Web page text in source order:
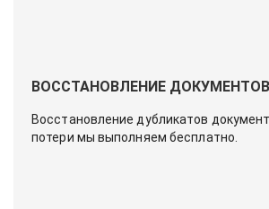
ВОССТАНОВЛЕНИЕ ДОКУМЕНТОВ
Восстановление дубликатов
потери мы выполняем бесплатно.